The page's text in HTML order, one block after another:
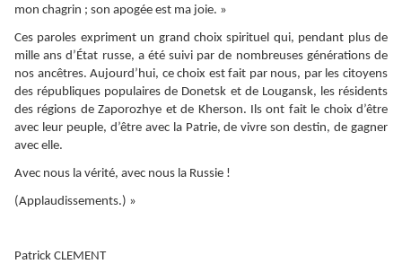
mon chagrin ; son apogée est ma joie. »
Ces paroles expriment un grand choix spirituel qui, pendant plus de
mille ans d’État russe, a été suivi par de nombreuses générations de
nos ancêtres. Aujourd’hui, ce choix est fait par nous, par les citoyens
des républiques populaires de Donetsk et de Lougansk, les résidents
des régions de Zaporozhye et de Kherson. Ils ont fait le choix d’être
avec leur peuple, d’être avec la Patrie, de vivre son destin, de gagner
avec elle.
Avec nous la vérité, avec nous la Russie !
(Applaudissements.) »
Patrick CLEMENT